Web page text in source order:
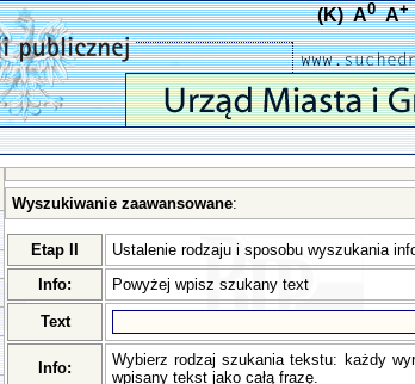
(K) A0 A+
Wyszukiwanie zaawansowane:
Etap II
Ustalenie rodzaju i sposobu wyszukania
Info:
Powyżej wpisz szukany text
Text
Info:
Wybierz rodzaj szukania tekstu: każdy
wpisany tekst jako całą frazę.